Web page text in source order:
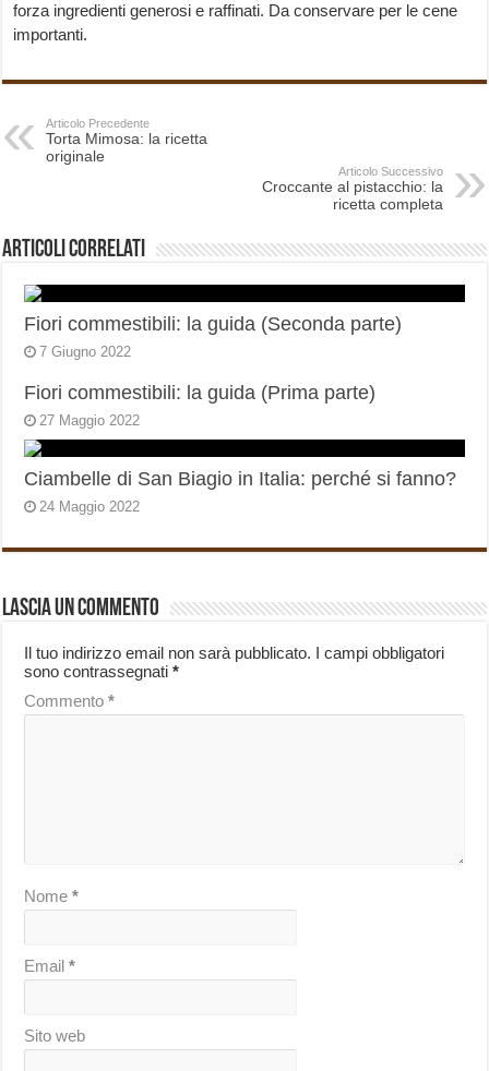
forza ingredienti generosi e raffinati. Da conservare per le cene
importanti.
Articolo Precedente
Torta Mimosa: la ricetta
originale
Articolo Successivo
Croccante al pistacchio: la
ricetta completa
Articoli correlati
Fiori commestibili: la guida (Seconda parte)
7 Giugno 2022
Fiori commestibili: la guida (Prima parte)
27 Maggio 2022
Ciambelle di San Biagio in Italia: perché si fanno?
24 Maggio 2022
Lascia un commento
Il tuo indirizzo email non sarà pubblicato. I campi obbligatori
sono contrassegnati*
Commento*
Nome*
Email*
Sito web